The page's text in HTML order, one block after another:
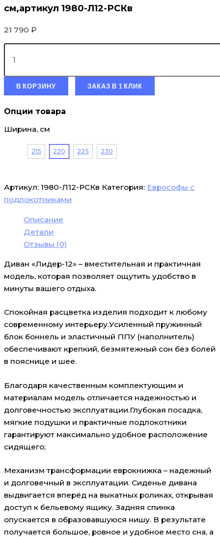
см,артикул 1980-Л12-РСКв
21 790 ₽
В КОРЗИНУ ЗАКАЗ В 1 КЛИК
Опции товара
Ширина, см
215 220 225 230
Артикул: 1980-Л12-РСКв Категория: Еврософы с
подлокотниками
Описание
Детали
Отзывы (0)
Диван «Лидер-12» – вместительная и практичная
модель, которая позволяет ощутить удобство в
минуты вашего отдыха.
Спокойная расцветка изделия подходит к любому
современному интерьеру.Усиленный пружинный
блок боннель и эластичный ППУ (наполнитель)
обеспечивают крепкий, безмятежный сон без болей
в пояснице и шее.
Благодаря качественным комплектующим и
материалам модель отличается надежностью и
долговечностью эксплуатации.Глубокая посадка,
мягкие подушки и практичные подлокотники
гарантируют максимально удобное расположение
сидящего;
Механизм трансформации еврокнижка – надежный
и долговечный в эксплуатации. Сиденье дивана
выдвигается вперёд на выкатных роликах, открывая
доступ к бельевому ящику. Задняя спинка
опускается в образовавшуюся нишу. В результате
получается большое, ровное и удобное место сна, а